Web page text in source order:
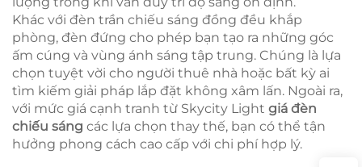
Khác với đèn trần chiếu sáng đồng đều khắp
phòng, đèn đứng cho phép bạn tạo ra những góc
ấm cúng và vùng ánh sáng tập trung. Chúng là lựa
chọn tuyệt vời cho người thuê nhà hoặc bất kỳ ai
tìm kiếm giải pháp lắp đặt không xâm lấn. Ngoài ra,
với mức giá cạnh tranh từ Skycity Light giá đèn
chiếu sáng các lựa chọn thay thế, bạn có thể tận
hưởng phong cách cao cấp với chi phí hợp lý.